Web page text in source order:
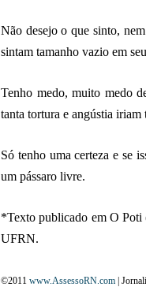
Não desejo o que sinto,
sintam tamanho vazio em
Tenho medo, muito medo
tanta tortura e angústia
Só tenho uma certeza e se
um pássaro livre.
*Texto publicado em O Poti
UFRN.
©2011 www.AssessoRN.com